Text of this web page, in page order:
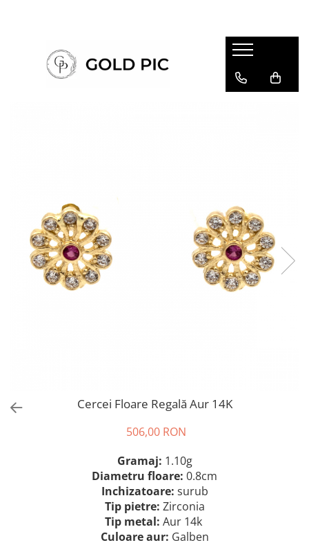
Cercei Floare Regală Aur 14K
506,00 RON
Gramaj: 1.10g
Diametru floare: 0.8cm
Inchizatoare: surub
Tip pietre: Zirconia
Tip metal: Aur 14k
Culoare aur: Galben